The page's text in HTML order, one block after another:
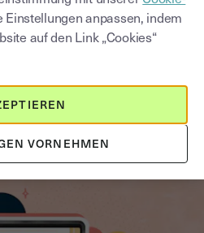
Saisissez un terme
Einfach
Einstellungen anpassen, indem
auf den Link „Cookies“
VORNEHMEN